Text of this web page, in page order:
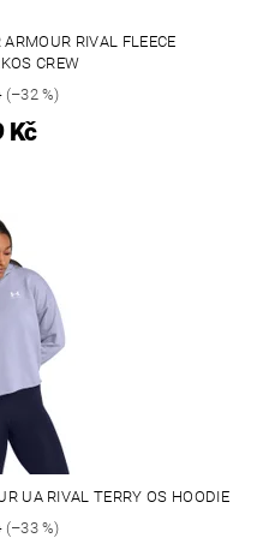
RIVAL FLEECE
CREW
(–32 %)
Kč
UA RIVAL TERRY OS HOODIE
(–33 %)